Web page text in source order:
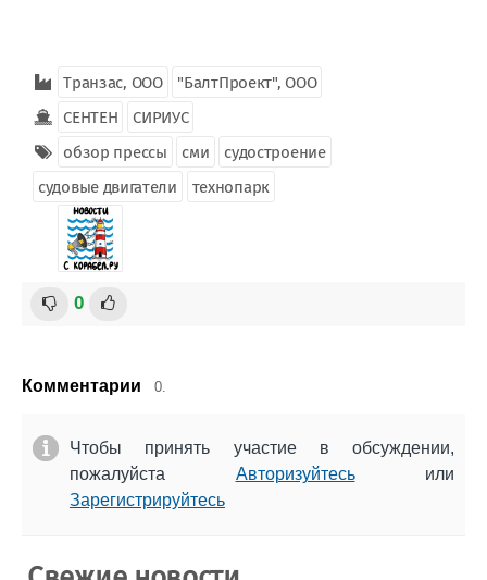
Транзас, ООО
"БалтПроект", ООО
СЕНТЕН
СИРИУС
обзор прессы
сми
судостроение
судовые двигатели
технопарк
0
Комментарии 0.
Чтобы принять участие в обсуждении,
пожалуйста Авторизуйтесьили
Зарегистрируйтесь